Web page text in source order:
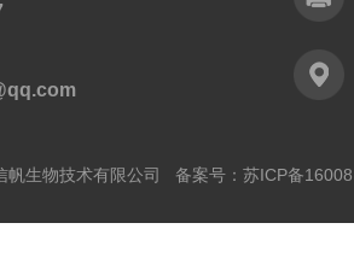
生物技术有限公司 备案号： 苏ICP备